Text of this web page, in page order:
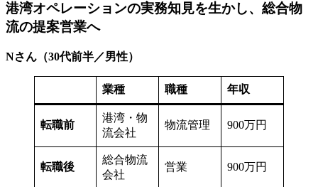
港湾オペレーションの実務知見を生かし、総合物
流の提案営業へ
Nさん（30代前半／男性）
業種 職種 年収
転職前
港湾・物
流会社
物流管理 900万円
転職後
総合物流
会社
営業 900万円